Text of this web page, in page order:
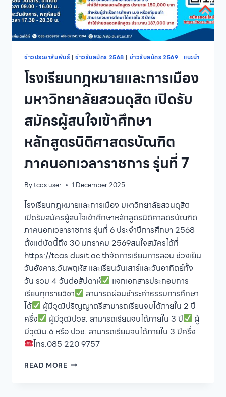
ช่วย
พยาบาล
รุ่น
12
ปี
ศึกษา
ข่าวประชาสัมพันธ์ | ข่าวรับสมัคร 2568 | ข่าวรับสมัคร 2569 | แนะนำ
โรงเรียนกฎหมายและการเมือง
มหาวิทยาลัยสวนดุสิต เปิดรับ
สมัครผู้สนใจเข้าศึกษา
หลักสูตรนิติศาสตรบัณฑิต
ภาคนอกเวลาราชการ รุ่นที่ 7
Bytcas user 1 December 2025
โรงเรียนกฎหมายและการเมือง มหาวิทยาลัยสวนดุสิต
เปิดรับสมัครผู้สนใจเข้าศึกษาหลักสูตรนิติศาสตรบัณฑิต
ภาคนอกเวลาราชการ รุ่นที่ 6 ประจำปีการศึกษา 2568
ตั้งแต่บัดนี้ถึง 30 มกราคม 2569สนใจสมัครได้ที่
https://tcas.dusit.ac.thจัดการเรียนการสอน ช่วงเย็น
วันอังคาร,วันพฤหัส และเรียนวันเสาร์และวันอาทิตย์ทั้ง
วัน รวม 4 วันต่อสัปดาห์
แจกเอกสารประกอบการ
เรียนทุกรายวิชา
สามารถผ่อนชำระค่าธรรมการศึกษา
ได้
ผู้มีวุฒิปริญญาตรีสามารถเรียนจบได้ภายใน 2 ปี
ครึ่ง
ผู้มีวุฒิปวส. สามารถเรียนจบได้ภายใน 3 ปี
ผู้
มีวุฒิม.6 หรือ ปวช. สามารถเรียนจบได้ภายใน 3 ปีครึ่ง
โทร.085 220 9757
READ MOREโรงเรียน